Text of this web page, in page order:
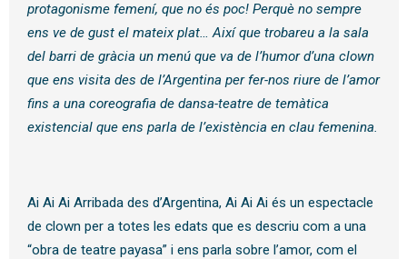
protagonisme femení, que no és poc! Perquè no sempre
ens ve de gust el mateix plat… Així que trobareu a la sala
del barri de gràcia un menú que va de l’humor d’una clown
que ens visita des de l’Argentina per fer-nos riure de l’amor
fins a una coreografia de dansa-teatre de temàtica
existencial que ens parla de l’existència en clau femenina.
Ai Ai Ai Arribada des d’Argentina, Ai Ai Ai és un espectacle
de clown per a totes les edats que es descriu com a una
“obra de teatre payasa” i ens parla sobre l’amor, com el